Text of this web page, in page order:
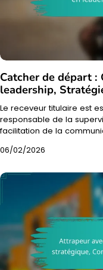
Catcher de départ :
leadership,
Le receveur titulaire est
responsable de la
facilitation de la
06/02/2026